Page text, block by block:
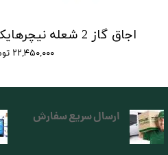
۲۲,۴۵۰,۰۰۰ تومان
ارسال سریع سفارش